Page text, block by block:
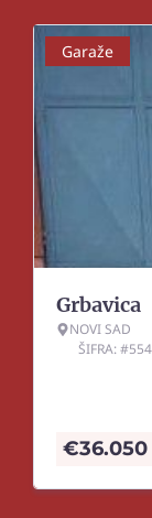
Garaže
Grbavica
NOVI SAD
ŠIFRA:
€36.050